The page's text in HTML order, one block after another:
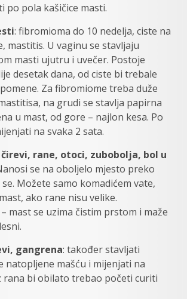
po pola kašičice masti.
: fibromioma do 10 nedelja, ciste na
mastitis. U vaginu se stavljaju
masti ujutru i uvečer. Postoje
desetak dana, od ciste bi trebale
Za fibromiome treba duže
na grudi se stavlja papirna
u mast, od gore – najlon kesa. Po
na svaka 2 sata.
rane, otoci, zubobolja, bol u
se na oboljelo mjesto preko
Možete samo komadićem vate,
ako rane nisu velike.
mast se uzima čistim prstom i maže
gangrena: također stavljati
natopljene mašću i mijenjati na
rana bi obilato trebao početi curiti